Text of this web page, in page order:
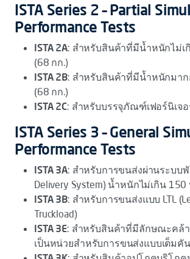
ISTA Series 2 – Partial
Performance Tests
ISTA 2A: สำหรับสินค้าที่มีน้ำหนักไม่เ
(68 กก.)
ISTA 2B: สำหรับสินค้าที่มีน้ำหนักมา
(68 กก.)
ISTA 2C: สำหรับบรรจุภัณฑ์เฟอร์นิเจอ
ISTA Series 3 – General
Performance Tests
ISTA 3A: สำหรับการขนส่งผ่านระบบพั
Delivery System) น้ำหนักไม่เกิน
ISTA 3B: สำหรับการขนส่งแบบ LTL
Truckload)
ISTA 3E: สำหรับสินค้าที่มีลักษณะคล้
เป็นหน่วยสำหรับการขนส่งแบบเต็มคั